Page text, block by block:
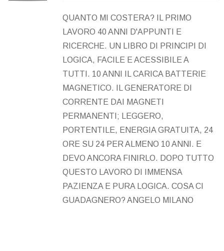
QUANTO MI COSTERA? IL PRIMO
LAVORO 40 ANNI D'APPUNTI E
RICERCHE. UN LIBRO DI PRINCIPI DI
LOGICA, FACILE E ACESSIBILE A
TUTTI. 10 ANNI IL CARICA BATTERIE
MAGNETICO. IL GENERATORE DI
CORRENTE DAI MAGNETI
PERMANENTI; LEGGERO,
PORTENTILE, ENERGIA GRATUITA, 24
ORE SU 24 PER ALMENO 10 ANNI. E
DEVO ANCORA FINIRLO. DOPO TUTTO
QUESTO LAVORO DI IMMENSA
PAZIENZA E PURA LOGICA. COSA CI
GUADAGNERO? ANGELO MILANO